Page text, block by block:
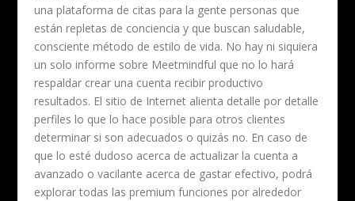
una plataforma de citas para la gente personas que
están repletas de conciencia y que buscan saludable,
consciente método de estilo de vida. No hay ni siquiera
un solo informe sobre Meetmindful que no lo hará
respaldar crear una cuenta recibir productivo
resultados. El sitio de Internet alienta detalle por detalle
perfiles lo que lo hace posible para otros clientes
determinar si son adecuados o quizás no. En caso de
que lo esté dudoso acerca de actualizar la cuenta a
avanzado o vacilante acerca de gastar efectivo, podrá
explorar todas las premium funciones por alrededor